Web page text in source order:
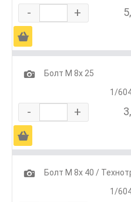
- +
Ä
1
Болт М 8х 25
1/
- +
Ä
1
Болт М 8х 40 /
1/